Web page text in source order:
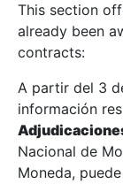
Show/Hide
Show/Hide
This section
already been
contracts:
A partir del 3
información
Nacional de
Moneda,